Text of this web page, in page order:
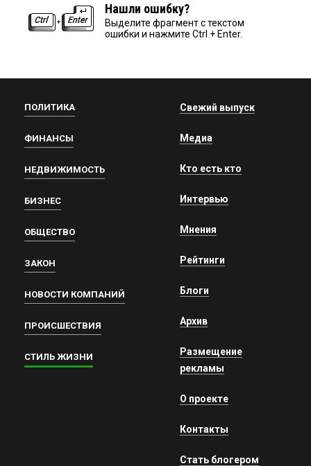
Нашли ошибку?
Выделите фрагмент с текстом
ошибки и нажмите Ctrl + Enter.
ПОЛИТИКА
ФИНАНСЫ
НЕДВИЖИМОСТЬ
БИЗНЕС
ОБЩЕСТВО
ЗАКОН
НОВОСТИ КОМПАНИЙ
ПРОИСШЕСТВИЯ
СТИЛЬ ЖИЗНИ
Свежий выпуск
Медиа
Кто есть кто
Интервью
Мнения
Рейтинги
Блоги
Архив
Размещение
рекламы
О проекте
Контакты
Стать блогером